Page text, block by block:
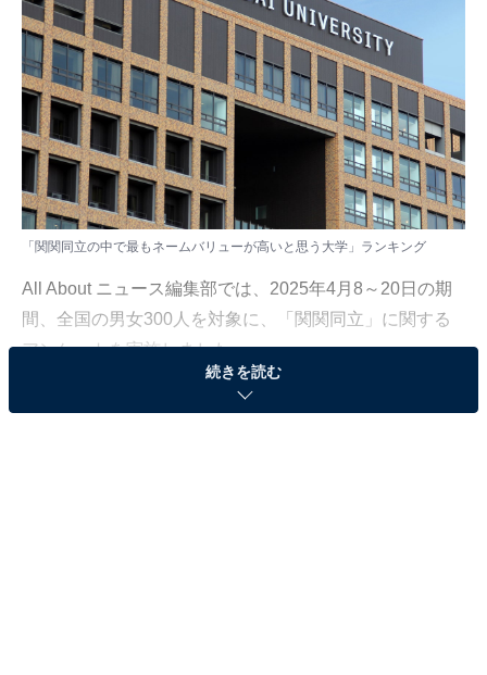
「関関同立の中で最もネームバリューが高いと思う大学」ランキング
All About ニュース編集部では、2025年4月8～20日の期
間、全国の男女300人を対象に、「関関同立」に関する
アンケートを実施しました。
その中から、「関関同立の中で最もネームバリューが高
続きを読む